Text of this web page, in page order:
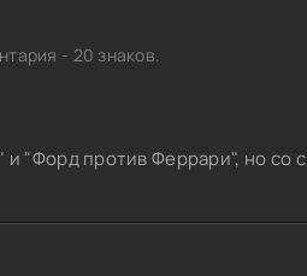
- 20 знаков.
"Форд против Феррари", но со